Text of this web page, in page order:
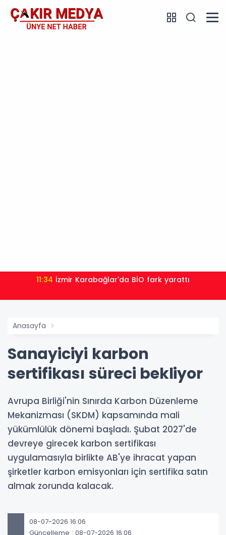
11:34 İzmir Karabağlar'da BİO fark yarattı
Anasayfa
Sanayiciyi karbon
sertifikası süreci bekliyor
Avrupa Birliği'nin Sınırda Karbon Düzenleme
Mekanizması (SKDM) kapsamında mali
yükümlülük dönemi başladı. Şubat 2027'de
devreye girecek karbon sertifikası
uygulamasıyla birlikte AB'ye ihracat yapan
şirketler karbon emisyonları için sertifika satın
almak zorunda kalacak.
08-07-2026 16:06
Güncelleme : 08-07-2026 16:06